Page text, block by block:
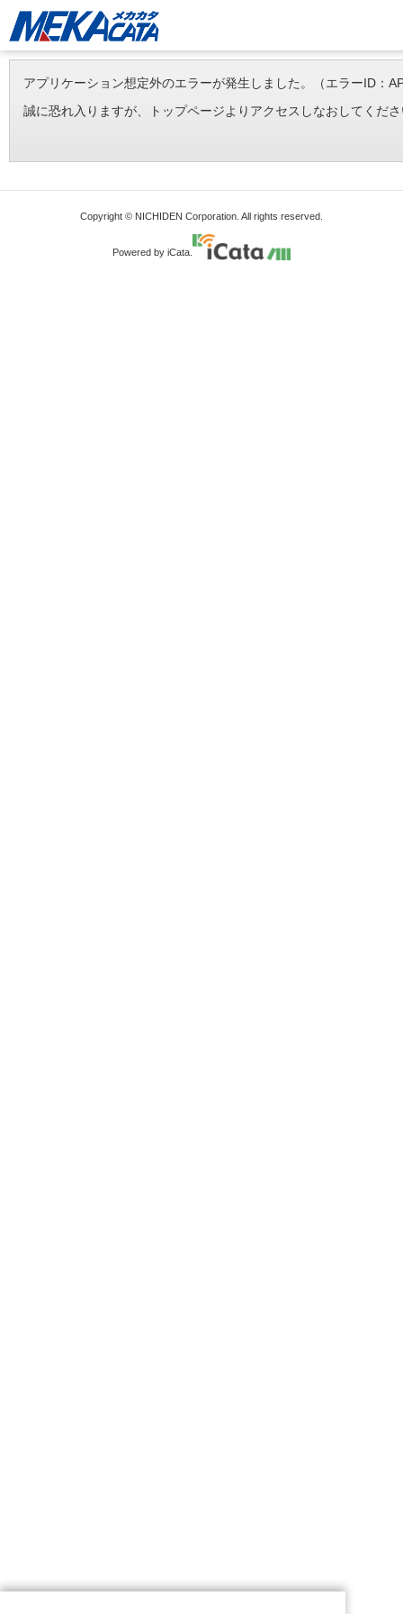
アプリケーション想定外のエラーが発生しました。（エラーID：
誠に恐れ入りますが、トップページよりアクセスしなおしてくだ
Copyright © NICHIDEN Corporation. All rights reserved.
Powered by iCata.